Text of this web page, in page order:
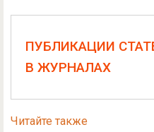
ПУБЛИКАЦИИ
В ЖУРНАЛАХ
Читайте также